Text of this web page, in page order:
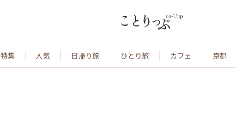
特集 人気 日帰り旅 ひとり旅 カフェ 京都